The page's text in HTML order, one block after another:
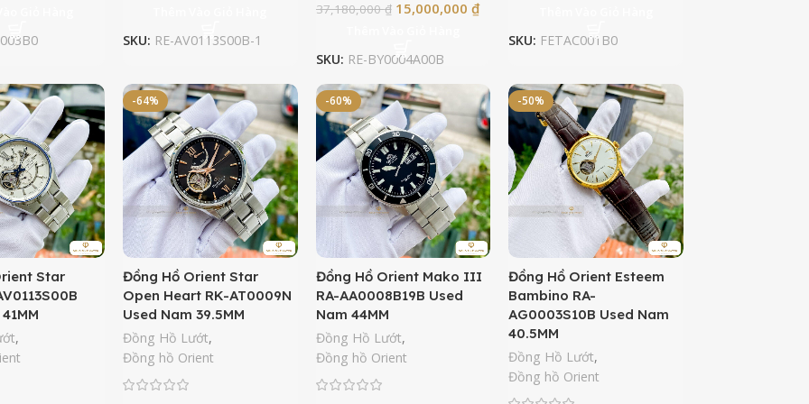
SKU: RE-AV0113S00B-1
37,180,000₫ 15,000,000 ₫
SKU: RE-BY0004A00B
SKU: FETAC001B0
Star
,
-64%
Đồng Hồ Orient Star
Open Heart RK-AT0009N
Used Nam 39.5MM
Đồng Hồ Lướt,
Đồng hồ Orient
-60%
Đồng Hồ Orient Mako III
RA-AA0008B19B Used
Nam 44MM
Đồng Hồ Lướt,
Đồng hồ Orient
-50%
Đồng Hồ Orient Esteem
Bambino RA-
AG0003S10B Used Nam
40.5MM
Đồng Hồ Lướt,
Đồng hồ Orient